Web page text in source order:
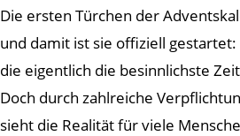
Die ersten Türchen der
und damit ist sie offiziell
die eigentlich die besinnlichste
Doch durch zahlreiche
sieht die Realität für viele